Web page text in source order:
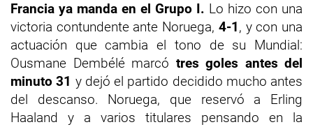
Francia ya manda en el Grupo I. Lo hizo con una
victoria contundente ante Noruega, 4-1, y con una
actuación que cambia el tono de su Mundial:
Ousmane Dembélé marcó tres goles antes del
minuto 31 y dejó el partido decidido mucho antes
del descanso. Noruega, que reservó a Erling
Haaland y a varios titulares pensando en la